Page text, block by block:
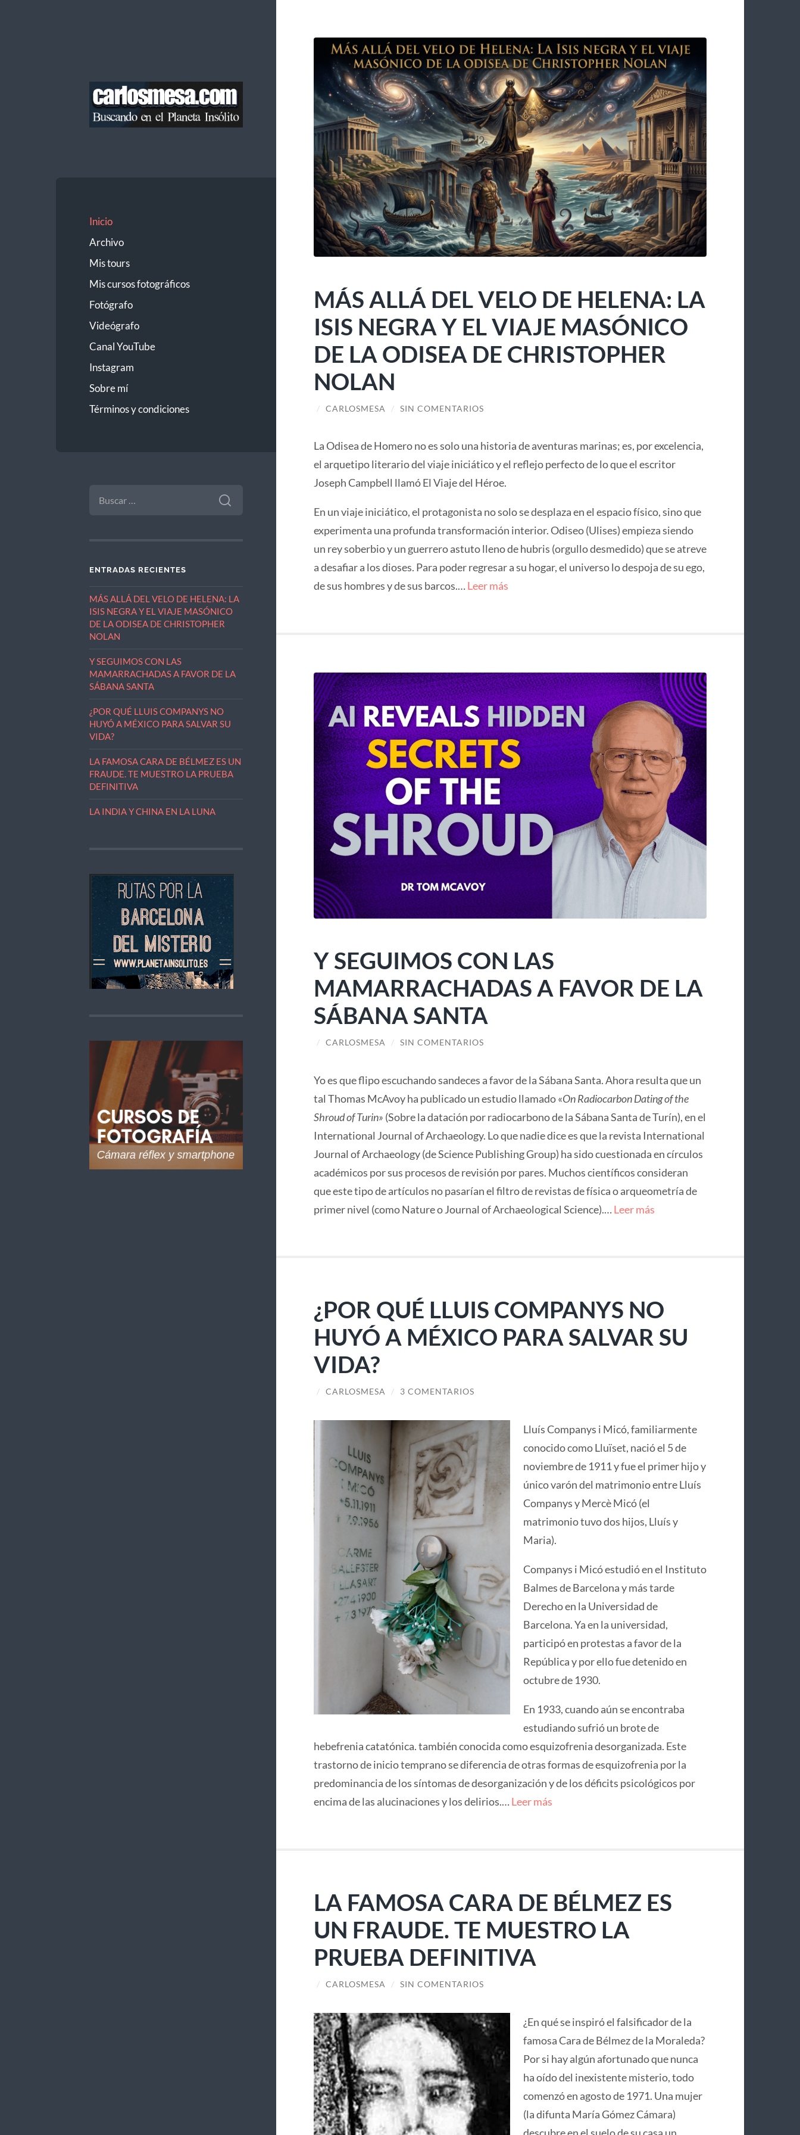
Inicio
Archivo
Mis tours
Mis cursos fotográficos
Fotógrafo
Videógrafo
Canal YouTube
Instagram
Sobre mí
Términos y condiciones
ENTRADAS RECIENTES
MÁS ALLÁ DEL VELO DE HELENA: LA
ISIS NEGRA Y EL VIAJE MASÓNICO
DE LA ODISEA DE CHRISTOPHER
NOLAN
Y SEGUIMOS CON LAS
MAMARRACHADAS A FAVOR DE LA
SÁBANA SANTA
¿POR QUÉ LLUIS COMPANYS NO
HUYÓ A MÉXICO PARA SALVAR SU
VIDA?
LA FAMOSA CARA DE BÉLMEZ ES UN
FRAUDE. TE MUESTRO LA PRUEBA
DEFINITIVA
LA INDIA Y CHINA EN LA LUNA
MÁS ALLÁ DEL VELO DE HELENA: LA
ISIS NEGRA Y EL VIAJE MASÓNICO
DE LA ODISEA DE CHRISTOPHER
NOLAN
/ CARLOSMESA / SIN COMENTARIOS
La Odisea de Homero no es solo una historia de aventuras marinas; es, por excelencia,
el arquetipo literario del viaje iniciático y el reflejo perfecto de lo que el escritor
Joseph Campbell llamó El Viaje del Héroe.
En un viaje iniciático, el protagonista no solo se desplaza en el espacio físico, sino que
experimenta una profunda transformación interior. Odiseo (Ulises) empieza siendo
un rey soberbio y un guerrero astuto lleno de hubris (orgullo desmedido) que se atreve
a desafiar a los dioses. Para poder regresar a su hogar, el universo lo despoja de su ego,
de sus hombres y de sus barcos.…Leer más
Y SEGUIMOS CON LAS
MAMARRACHADAS A FAVOR DE LA
SÁBANA SANTA
/ CARLOSMESA / SIN COMENTARIOS
Yo es que flipo escuchando sandeces a favor de la Sábana Santa. Ahora resulta que un
tal Thomas McAvoy ha publicado un estudio llamado «On Radiocarbon Dating of the
Shroud of Turin» (Sobre la datación por radiocarbono de la Sábana Santa de Turín), en el
International Journal of Archaeology. Lo que nadie dice es que la revista International
Journal of Archaeology (de Science Publishing Group) ha sido cuestionada en círculos
académicos por sus procesos de revisión por pares. Muchos científicos consideran
que este tipo de artículos no pasarían el filtro de revistas de física o arqueometría de
primer nivel (como Nature o Journal of Archaeological Science).…Leer más
¿POR QUÉ LLUIS COMPANYS NO
HUYÓ A MÉXICO PARA SALVAR SU
VIDA?
/ CARLOSMESA / 3 COMENTARIOS
Lluís Companys i Micó, familiarmente
conocido como Lluïset, nació el 5 de
noviembre de 1911 y fue el primer hijo y
único varón del matrimonio entre Lluís
Companys y Mercè Micó (el
matrimonio tuvo dos hijos, Lluís y
Maria).
Companys i Micó estudió en el Instituto
Balmes de Barcelona y más tarde
Derecho en la Universidad de
Barcelona. Ya en la universidad,
participó en protestas a favor de la
República y por ello fue detenido en
octubre de 1930.
En 1933, cuando aún se encontraba
estudiando sufrió un brote de
hebefrenia catatónica. también conocida como esquizofrenia desorganizada. Este
trastorno de inicio temprano se diferencia de otras formas de esquizofrenia por la
predominancia de los síntomas de desorganización y de los déficits psicológicos por
encima de las alucinaciones y los delirios.…Leer más
LA FAMOSA CARA DE BÉLMEZ ES
UN FRAUDE. TE MUESTRO LA
PRUEBA DEFINITIVA
/ CARLOSMESA / SIN COMENTARIOS
¿En qué se inspiró el falsificador de la
famosa Cara de Bélmez de la Moraleda?
Por si hay algún afortunado que nunca
ha oído del inexistente misterio, todo
comenzó en agosto de 1971. Una mujer
(la difunta María Gómez Cámara)